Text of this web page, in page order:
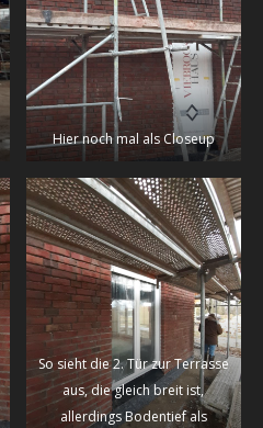
Hier noch mal als Closeup
So sieht die 2. Tür zur Terrasse
aus, die gleich breit ist,
allerdings Bodentief als